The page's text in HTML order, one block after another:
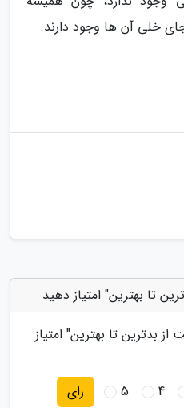
خلی آن ها وجود دارند.
" امتیاز
4
5 رای